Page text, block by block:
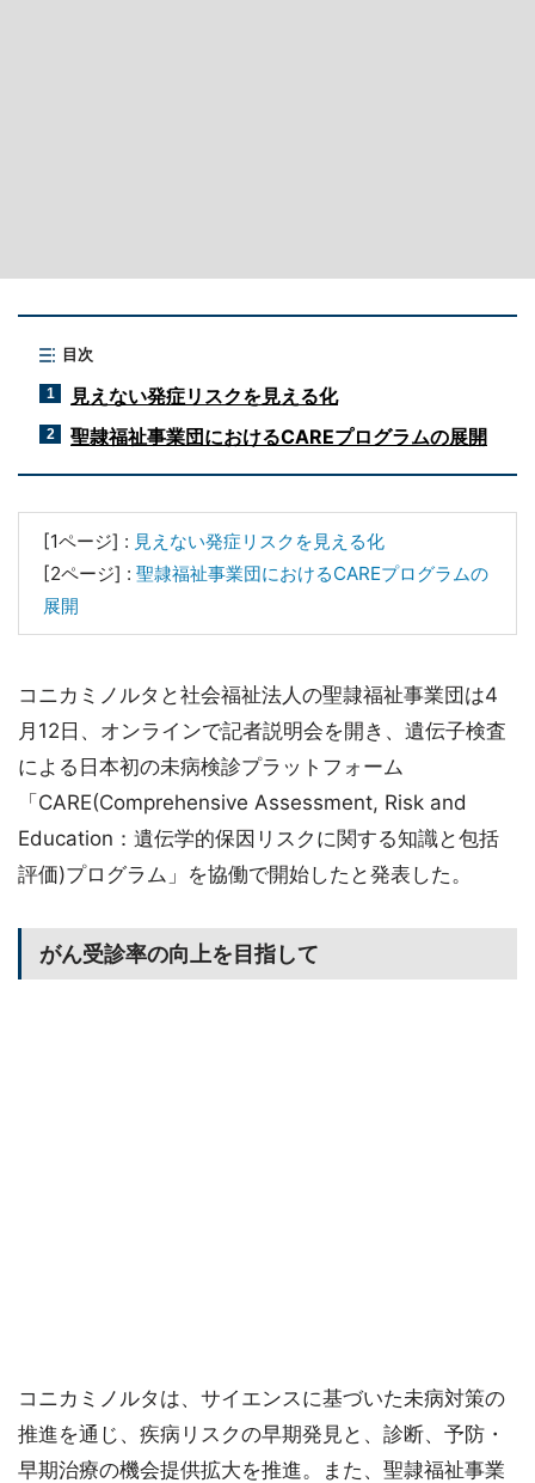
目次
1 見えない発症リスクを見える化
2 聖隷福祉事業団におけるCAREプログラムの展開
[1ページ] : 見えない発症リスクを見える化
[2ページ] : 聖隷福祉事業団におけるCAREプログラムの
展開
コニカミノルタと社会福祉法人の聖隷福祉事業団は4
月12日、オンラインで記者説明会を開き、遺伝子検査
による日本初の未病検診プラットフォーム
「CARE(Comprehensive Assessment, Risk and
Education：遺伝学的保因リスクに関する知識と包括
評価)プログラム」を協働で開始したと発表した。
がん受診率の向上を目指して
コニカミノルタは、サイエンスに基づいた未病対策の
推進を通じ、疾病リスクの早期発見と、診断、予防・
早期治療の機会提供拡大を推進。また、聖隷福祉事業